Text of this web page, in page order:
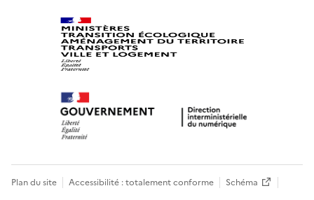
Plan du site Accessibilité : totalement conforme Schéma